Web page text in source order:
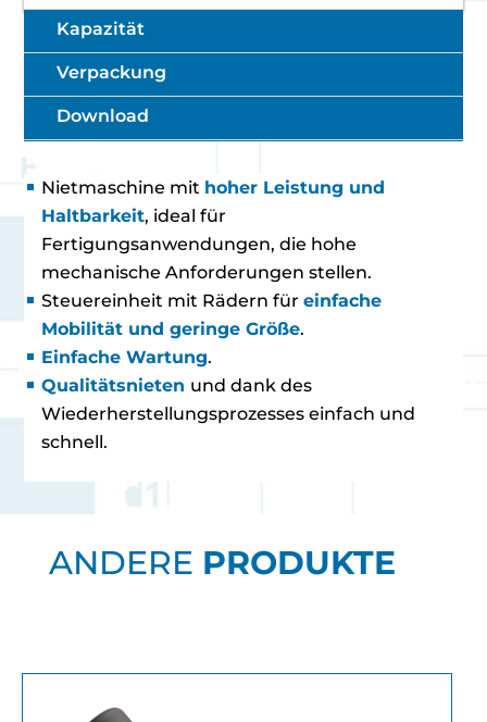
Kapazität
Verpackung
Download
Nietmaschine mit hoher Leistung und
Haltbarkeit, ideal für
Fertigungsanwendungen, die hohe
mechanische Anforderungen stellen.
Steuereinheit mit Rädern füreinfache
Mobilität und geringe Größe.
Einfache Wartung.
Qualitätsnieten und dank des
Wiederherstellungsprozesses einfach und
schnell.
ANDERE PRODUKTE